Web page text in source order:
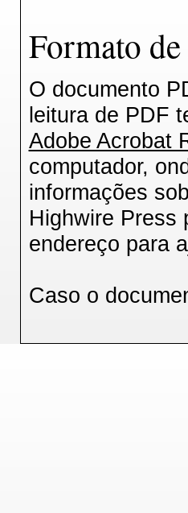
Formato
O documento
leitura de PDF
Adobe Acrobat
computador,
informações
Highwire Press
endereço para
Caso o